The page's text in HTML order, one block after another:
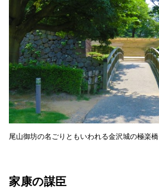
尾山御坊の名ごりともいわれる金沢城の極楽橋
家康の謀臣